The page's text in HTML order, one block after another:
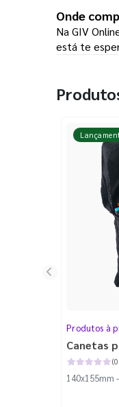
Onde
Na GIV
está te
Produtos à
Canetas
140x155mm